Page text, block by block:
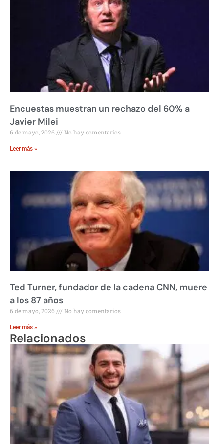
Encuestas muestran un rechazo del 60% a
Javier Milei
6 de mayo, 2026 No hay comentarios
Leer más »
Ted Turner, fundador de la cadena CNN, muere
a los 87 años
6 de mayo, 2026 No hay comentarios
Leer más »
Relacionados